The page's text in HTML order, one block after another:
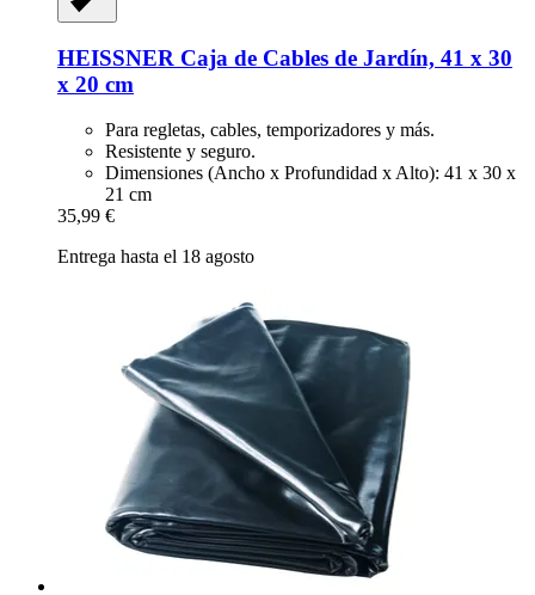
HEISSNER Caja de Cables de Jardín, 41 x 30
x 20 cm
Para regletas, cables, temporizadores y más.
Resistente y seguro.
Dimensiones (Ancho x Profundidad x Alto): 41 x 30 x
21 cm
35,99 €
Entrega hasta el 18 agosto